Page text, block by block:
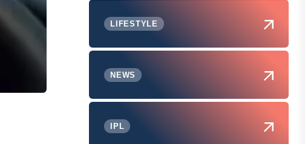
LIFESTYLE
NEWS
IPL